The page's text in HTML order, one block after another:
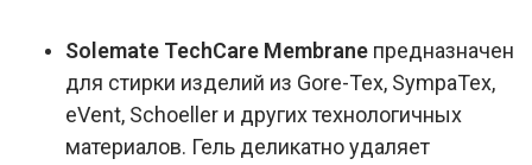
Solemate TechCare Membrane предназначен
для стирки изделий из Gore-Tex, SympaTex,
eVent, Schoeller и других технологичных
материалов. Гель деликатно удаляет